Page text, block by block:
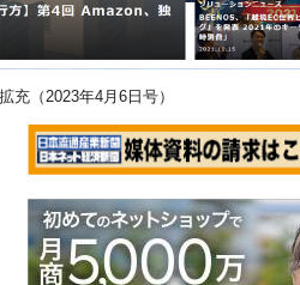
（2023年4月6日号）